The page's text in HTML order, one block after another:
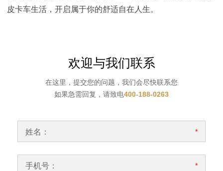
皮卡车生活，开启属于你的舒适自在人生。
欢迎与我们联系
在这里，提交您的问题，我们会尽快联系您
如果急需回复，请致电400-188-0263
姓名： *
手机号： *